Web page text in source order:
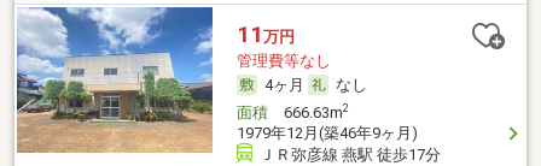
11 万円
管理費等なし
4ヶ月
なし
面積666.63m2
1979年12月(築46年9ヶ月)
ＪＲ弥彦線 燕駅 徒歩17分